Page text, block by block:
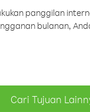
panggilan
bulanan,
Cari Tujuan